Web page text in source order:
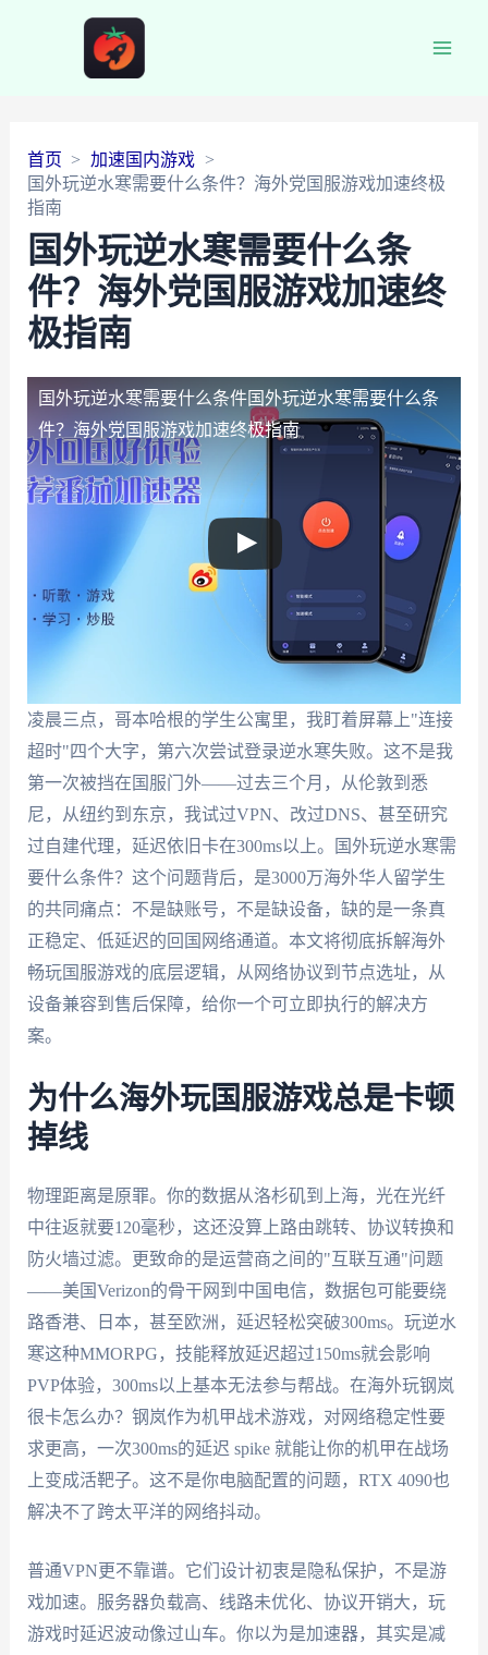
首页
加速国内游戏
国外玩逆水寒需要什么条件？海外党国服游戏加速终极
指南
国外玩逆水寒需要什么条
件？海外党国服游戏加速终
极指南
国外玩逆水寒需要什么条件国外玩逆水寒需要什么条
件？海外党国服游戏加速终极指南
凌晨三点，哥本哈根的学生公寓里，我盯着屏幕上"连接
超时"四个大字，第六次尝试登录逆水寒失败。这不是我
第一次被挡在国服门外——过去三个月，从伦敦到悉
尼，从纽约到东京，我试过VPN、改过DNS、甚至研究
过自建代理，延迟依旧卡在300ms以上。国外玩逆水寒需
要什么条件？这个问题背后，是3000万海外华人留学生
的共同痛点：不是缺账号，不是缺设备，缺的是一条真
正稳定、低延迟的回国网络通道。本文将彻底拆解海外
畅玩国服游戏的底层逻辑，从网络协议到节点选址，从
设备兼容到售后保障，给你一个可立即执行的解决方
案。
为什么海外玩国服游戏总是卡顿
掉线
物理距离是原罪。你的数据从洛杉矶到上海，光在光纤
中往返就要120毫秒，这还没算上路由跳转、协议转换和
防火墙过滤。更致命的是运营商之间的"互联互通"问题
——美国Verizon的骨干网到中国电信，数据包可能要绕
路香港、日本，甚至欧洲，延迟轻松突破300ms。玩逆水
寒这种MMORPG，技能释放延迟超过150ms就会影响
PVP体验，300ms以上基本无法参与帮战。在海外玩钢岚
很卡怎么办？钢岚作为机甲战术游戏，对网络稳定性要
求更高，一次300ms的延迟 spike 就能让你的机甲在战场
上变成活靶子。这不是你电脑配置的问题，RTX 4090也
解决不了跨太平洋的网络抖动。
普通VPN更不靠谱。它们设计初衷是隐私保护，不是游
戏加速。服务器负载高、线路未优化、协议开销大，玩
游戏时延迟波动像过山车。你以为是加速器，其实是减